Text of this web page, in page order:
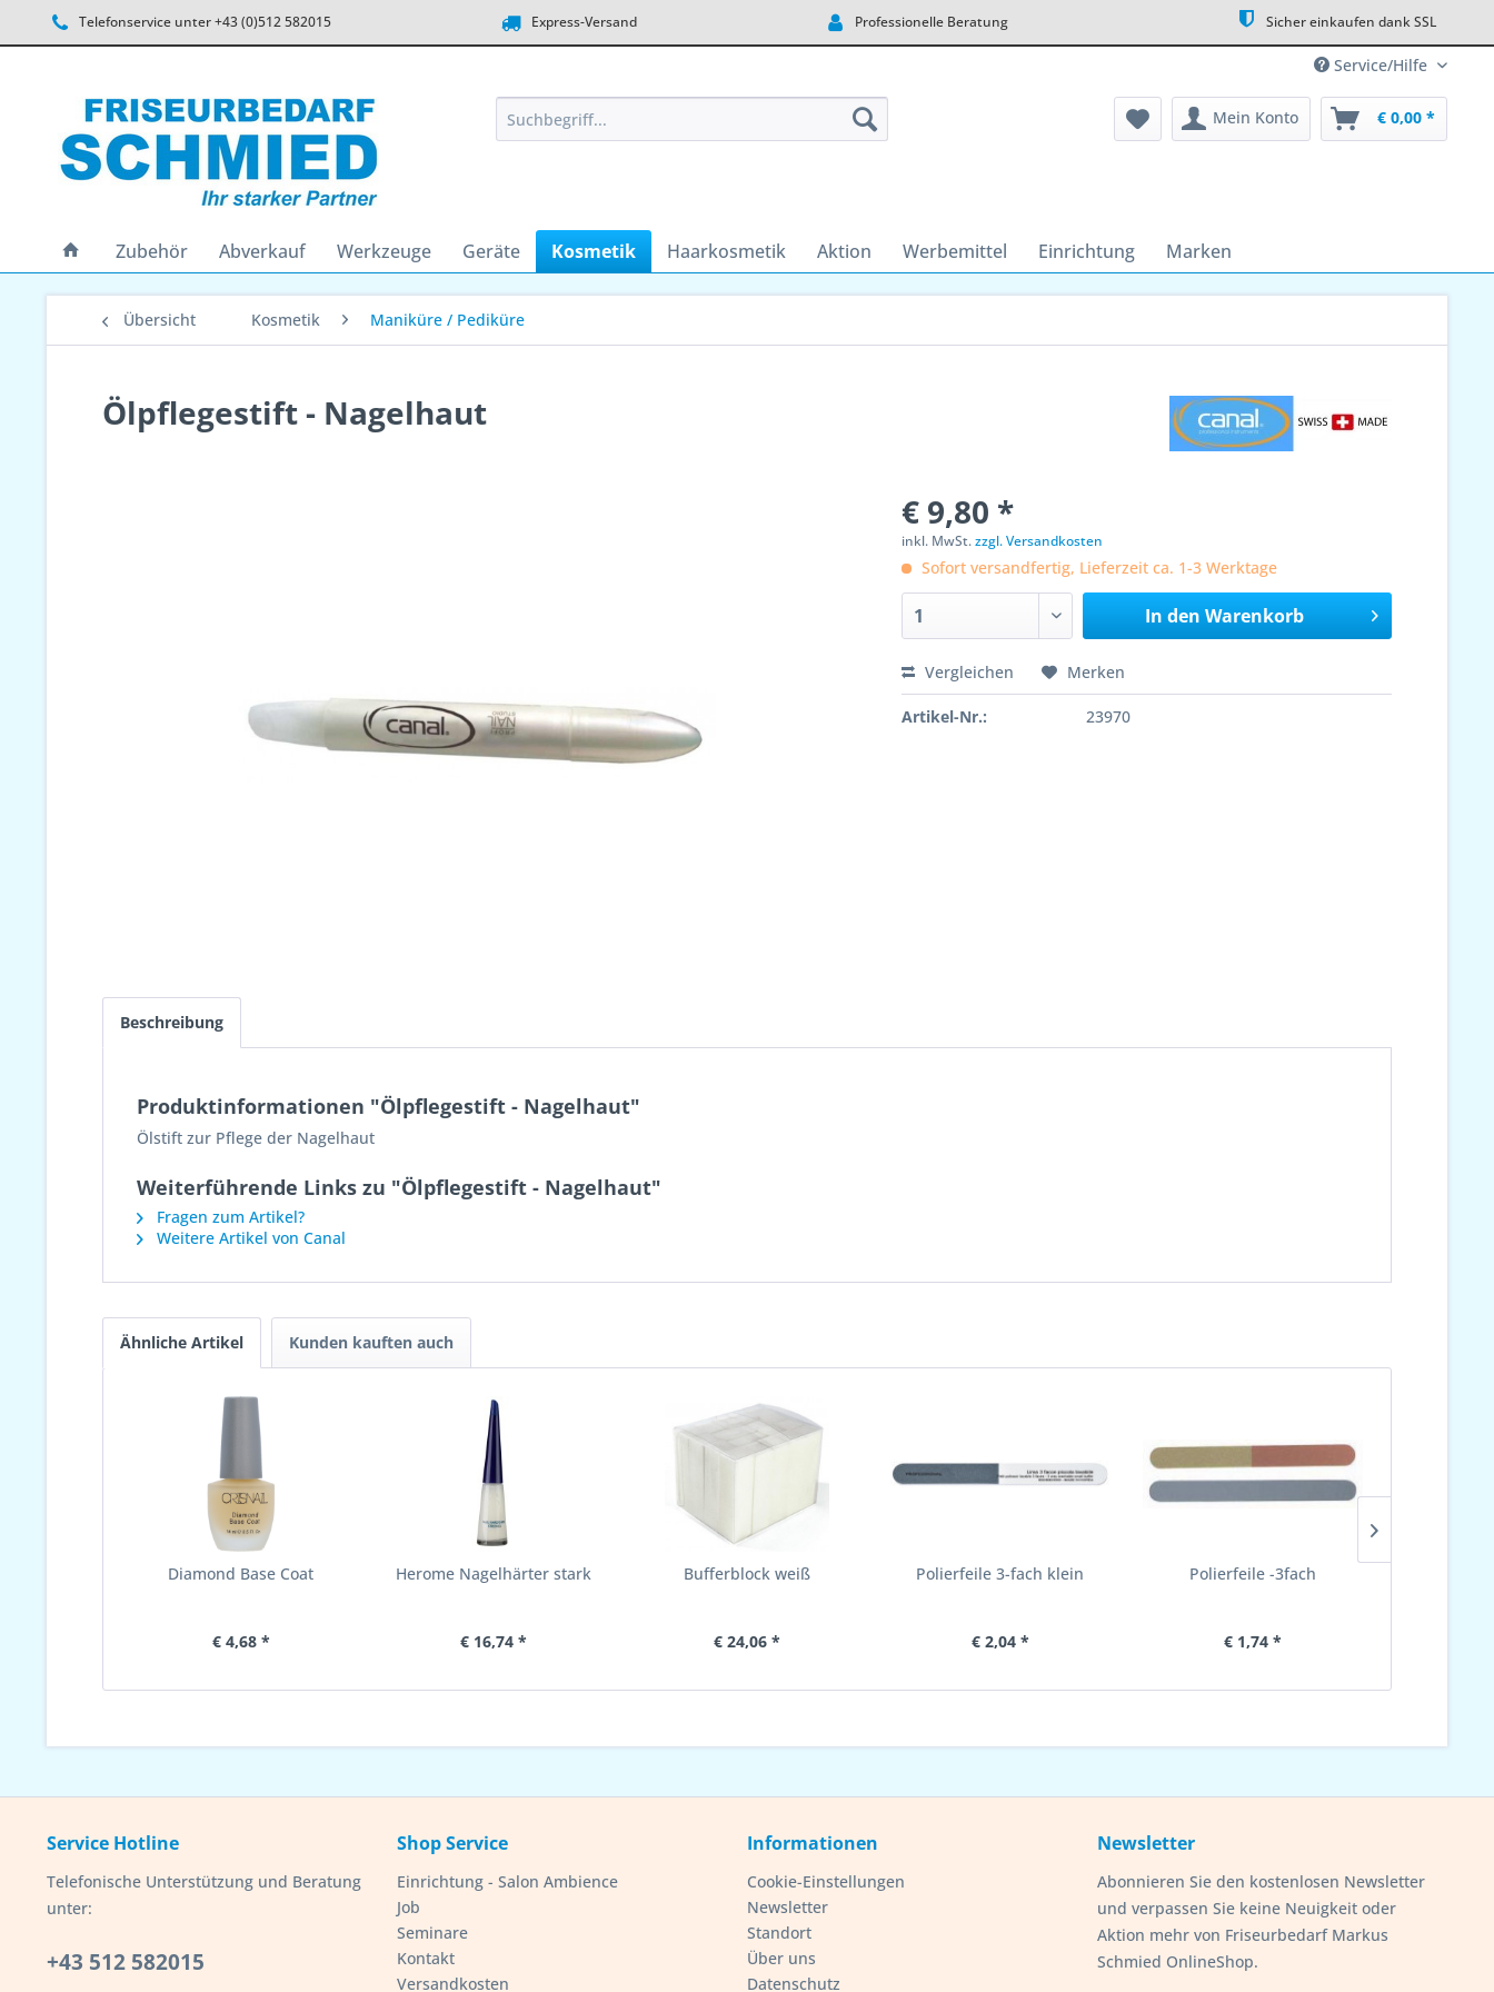
Telefonservice unter +43 (0)512 582015 Express-Versand Professionelle Beratung Sicher einkaufen dank SSL
Service/Hilfe
Mein Konto € 0,00 *
Zubehör Abverkauf Werkzeuge Geräte Kosmetik Haarkosmetik Aktion Werbemittel Einrichtung Marken
Übersicht Kosmetik Maniküre / Pediküre
Ölpflegestift - Nagelhaut
€ 9,80 *
inkl. MwSt.zzgl. Versandkosten
Sofort versandfertig, Lieferzeit ca. 1-3 Werktage
In den Warenkorb
Vergleichen Merken
Artikel-Nr.: 23970
Beschreibung
Produktinformationen "Ölpflegestift - Nagelhaut"
Ölstift zur Pflege der Nagelhaut
Weiterführende Links zu "Ölpflegestift - Nagelhaut"
Fragen zum Artikel?
Weitere Artikel von Canal
Ähnliche Artikel Kunden kauften auch
Diamond Base Coat
€ 4,68 *
Herome Nagelhärter stark
€ 16,74 *
Bufferblock weiß
€ 24,06 *
Polierfeile 3-fach klein
€ 2,04 *
Polierfeile -3fach
€ 1,74 *
Service Hotline
Telefonische Unterstützung und Beratung
unter:
+43 512 582015
Shop Service
Einrichtung - Salon Ambience
Job
Seminare
Kontakt
Versandkosten
Informationen
Cookie-Einstellungen
Newsletter
Standort
Über uns
Datenschutz
Newsletter
Abonnieren Sie den kostenlosen Newsletter
und verpassen Sie keine Neuigkeit oder
Aktion mehr von Friseurbedarf Markus
Schmied OnlineShop.